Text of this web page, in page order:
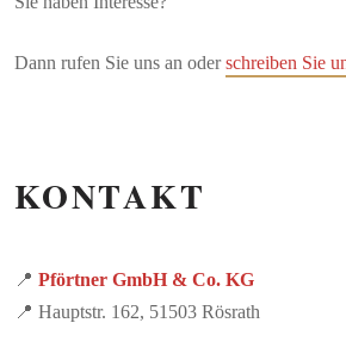
Dann rufen Sie uns an oderschreiben Sie
KONTAKT
📍 Pförtner GmbH & Co. KG
📍 Hauptstr. 162, 51503 Rösrath